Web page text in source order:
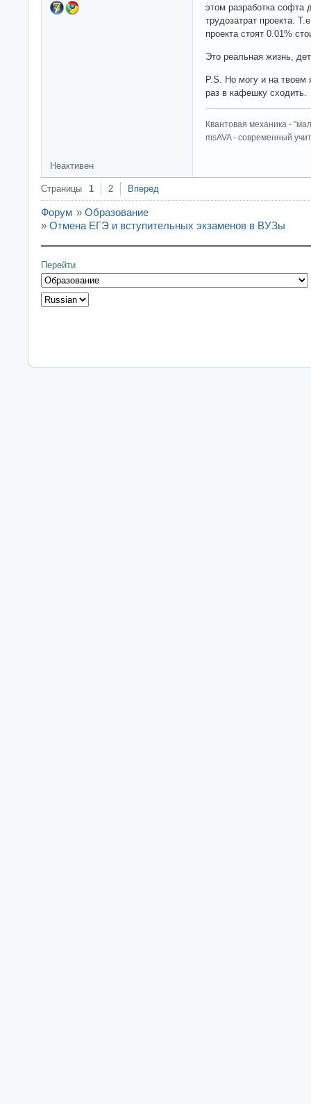
этом разработка софта
трудозатрат проекта.
проекта стоят 0.01%
Это реальная жизнь,
P.S. Но могу и на твоем
раз в кафешку сходить.
Квантовая механика -
msAVA - современный
Неактивен
Страницы 1 2 Вперед
Форум » Образование
» Отмена ЕГЭ и вступительных экзаменов в ВУЗы
Перейти